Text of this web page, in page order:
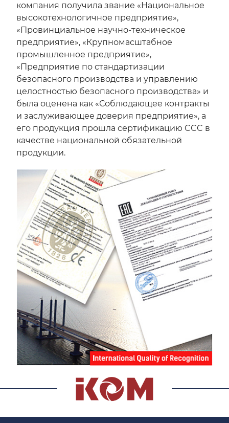
компания получила звание «Национальное
высокотехнологичное предприятие»,
«Провинциальное научно-техническое
предприятие», «Крупномасштабное
промышленное предприятие»,
«Предприятие по стандартизации
безопасного производства и управлению
целостностью безопасного производства» и
была оценена как «Соблюдающее контракты
и заслуживающее доверия предприятие», а
его продукция прошла сертификацию CCC в
качестве национальной обязательной
продукции.